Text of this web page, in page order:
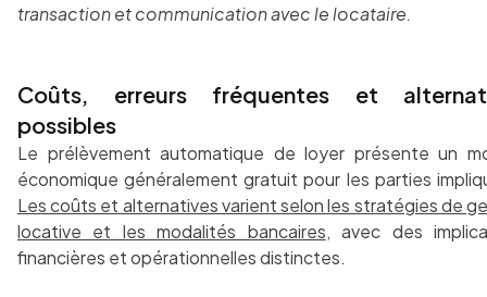
transaction et communication avec le locataire.
Coûts, erreurs fréquentes et
possibles
Le prélèvement automatique de loyer présente un
économique généralement gratuit pour les parties
Les coûts et alternatives varient selon les stratégies de
locative et les modalités bancaires, avec des
financières et opérationnelles distinctes.